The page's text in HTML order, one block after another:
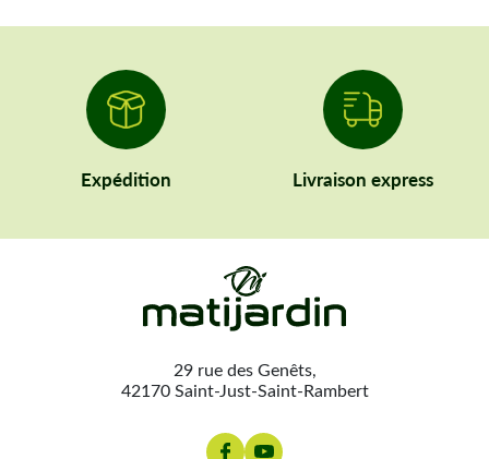
Expédition Livraison express
29 rue des Genêts,
42170 Saint-Just-Saint-Rambert